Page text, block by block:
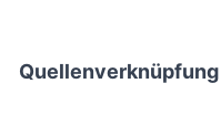
Quellenverknüpfung